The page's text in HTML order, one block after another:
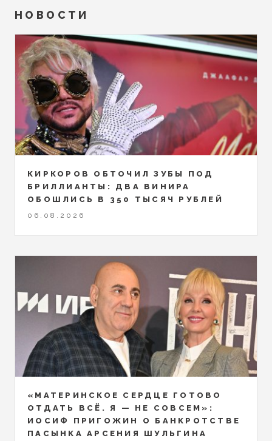
НОВОСТИ
КИРКОРОВ ОБТОЧИЛ ЗУБЫ ПОД
БРИЛЛИАНТЫ: ДВА ВИНИРА
ОБОШЛИСЬ В 350 ТЫСЯЧ РУБЛЕЙ
06.08.2026
«МАТЕРИНСКОЕ СЕРДЦЕ ГОТОВО
ОТДАТЬ ВСЁ. Я — НЕ СОВСЕМ»:
ИОСИФ ПРИГОЖИН О БАНКРОТСТВЕ
ПАСЫНКА АРСЕНИЯ ШУЛЬГИНА